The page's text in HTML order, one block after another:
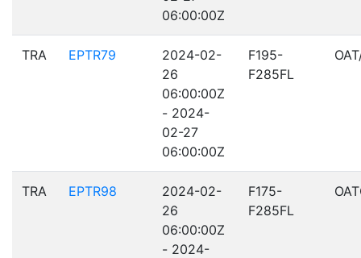
06:00:00Z
TRA EPTR79
2024-02-
26
06:00:00Z
- 2024-
02-27
06:00:00Z
F195-
F285FL
TRA EPTR98
2024-02-
26
06:00:00Z
- 2024-
F175-
F285FL